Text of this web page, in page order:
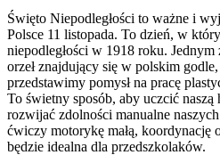
Święto Niepodległości to ważne i
Polsce 11 listopada. To dzień, w
niepodległości w 1918 roku.
orzeł znajdujący się w polskim
przedstawimy pomysł na pracę
To świetny sposób, aby uczcić naszą
rozwijać zdolności manualne
ćwiczy motorykę małą, koordynację
będzie idealna dla przedszkolaków.